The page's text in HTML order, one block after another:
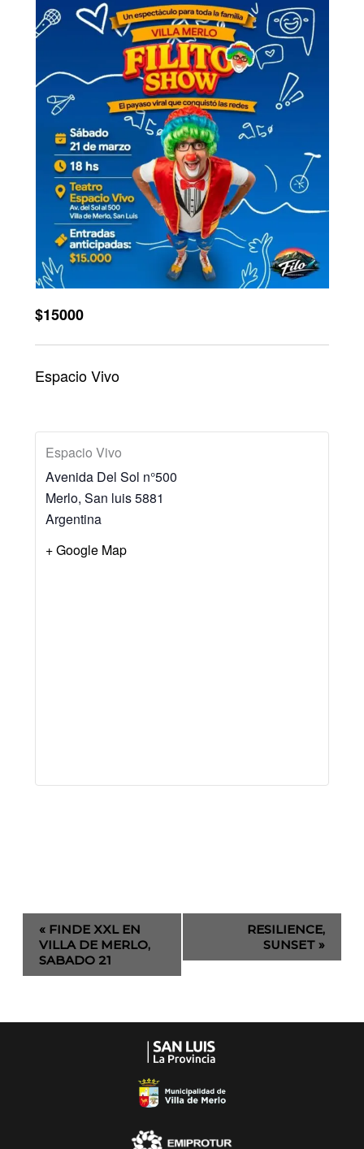
$15000
Espacio Vivo
Espacio Vivo
Avenida Del Sol n°500
Merlo, San luis5881
Argentina
+ Google Map
Evento
de
Navegación
« FINDE XXL EN
VILLA DE MERLO,
SABADO 21
RESILIENCE,
SUNSET »